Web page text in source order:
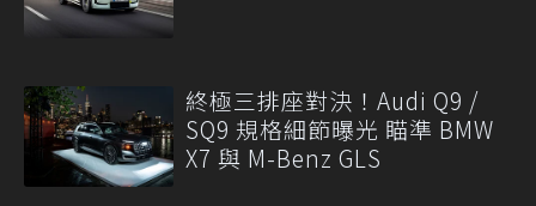
終極三排座對決！Audi Q9 /
SQ9 規格細節曝光 瞄準 BMW
X7 與 M-Benz GLS